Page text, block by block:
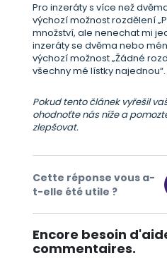
Pro inzeráty s více než
výchozí možnost rozdělení
množství, ale nenechat mi
inzeráty se dvěma nebo
výchozí možnost „Žádné
všechny mé lístky najednou“.
Pokud tento článek vyřešil
ohodnoťte nás níže a
zlepšovat.
Cette réponse vous a-
t-elle été utile ?
Encore besoin
commentaires.